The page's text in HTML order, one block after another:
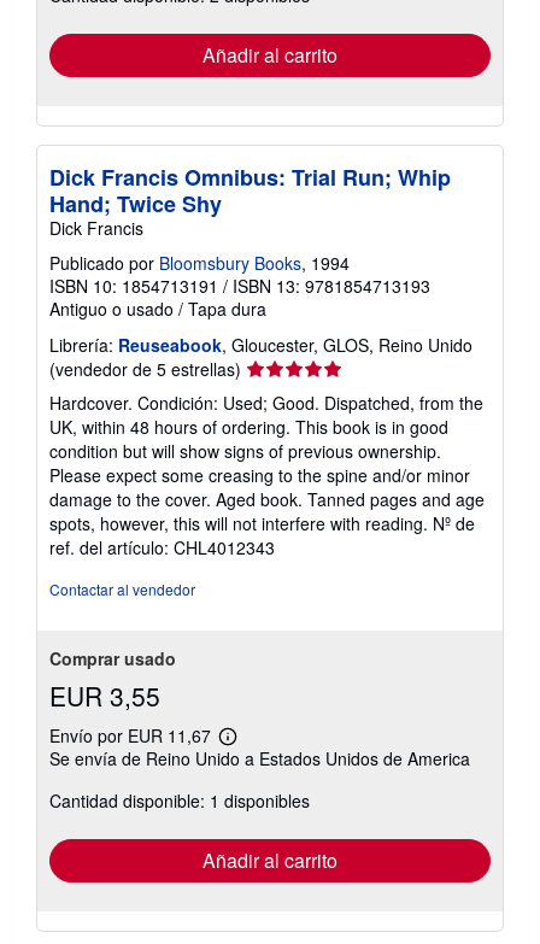
tarifas
envío
Añadir al carrito
Dick Francis Omnibus: Trial Run; Whip
Hand; Twice Shy
Dick Francis
Publicado por Bloomsbury Books, 1994
ISBN 10: 1854713191 / ISBN 13: 9781854713193
Antiguo o usado / Tapa dura
Librería: Reuseabook, Gloucester, GLOS, Reino Unido
(vendedor de 5 estrellas) Calificación
del
vendedor:
5
de
5
estrellas
Hardcover. Condición: Used; Good. Dispatched, from the
UK, within 48 hours of ordering. This book is in good
condition but will show signs of previous ownership.
Please expect some creasing to the spine and/or minor
damage to the cover. Aged book. Tanned pages and age
spots, however, this will not interfere with reading. Nº de
ref. del artículo: CHL4012343
Contactar al vendedor
Comprar usado
EUR 3,55
Envío por EUR 11,67
Más
información
las
tarifas
envío
Se envía de Reino Unido a Estados Unidos de America
Cantidad disponible: 1 disponibles
Añadir al carrito